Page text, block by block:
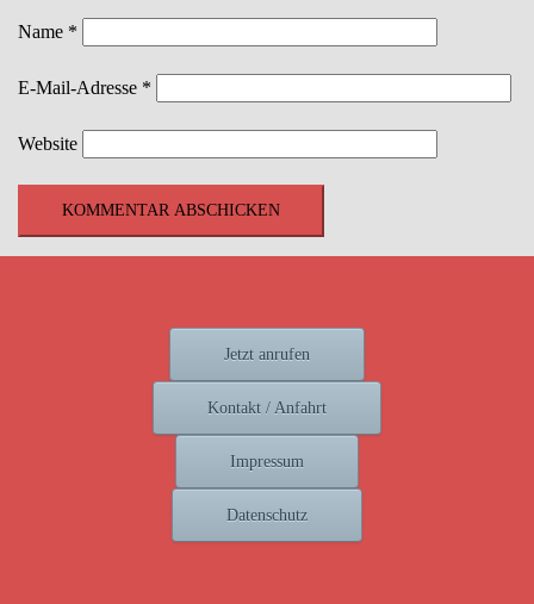
Name *
E-Mail-Adresse *
Website
Jetzt anrufen
Kontakt / Anfahrt
Impressum
Datenschutz